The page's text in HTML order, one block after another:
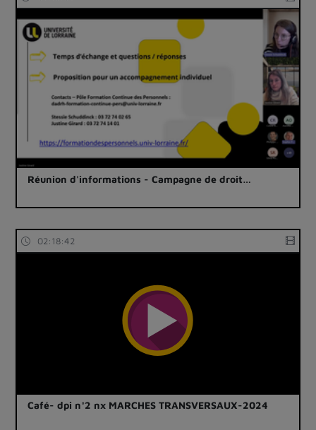
Réunion d'informations - Campagne de droit…
02:18:42
Café- dpi n°2 nx MARCHES TRANSVERSAUX-2024